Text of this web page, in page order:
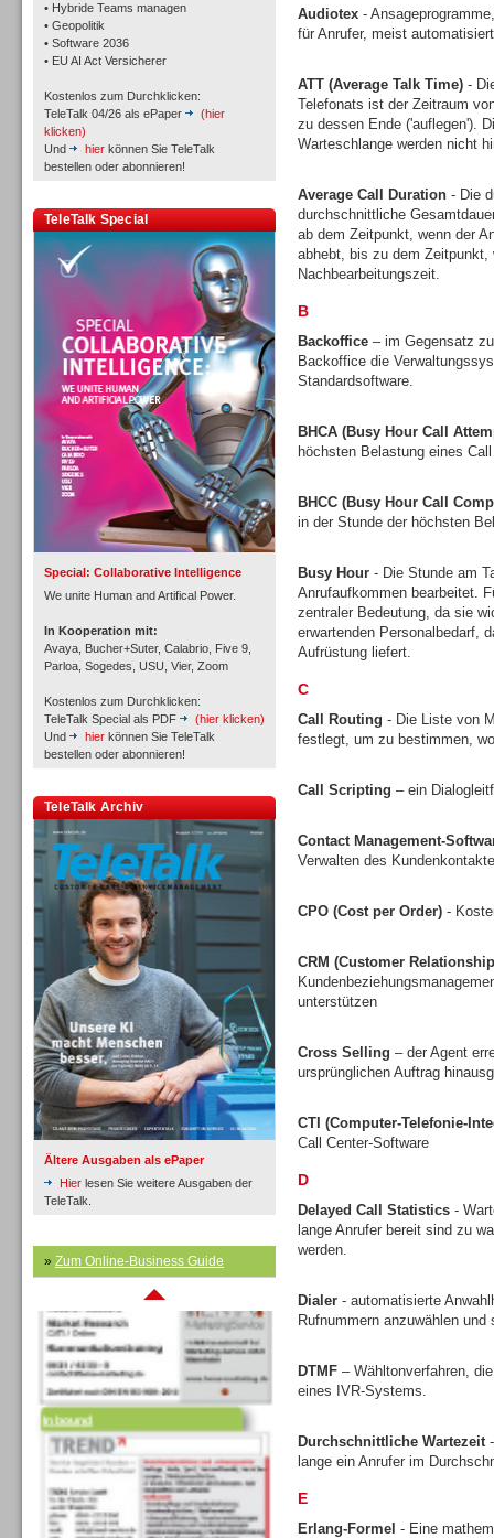
• Hybride Teams managen
• Geopolitik
• Software 2036
• EU AI Act Versicherer
Kostenlos zum Durchklicken:
TeleTalk 04/26 als ePaper
(hier
klicken)
Und
hier können Sie TeleTalk
bestellen oder abonnieren!
TeleTalk Special
Special: Collaborative Intelligence
We unite Human and Artifical Power.
In Kooperation mit:
Avaya, Bucher+Suter, Calabrio, Five 9,
Parloa, Sogedes, USU, Vier, Zoom
Kostenlos zum Durchklicken:
TeleTalk Special als PDF
(hier klicken)
Und
hier können Sie TeleTalk
bestellen oder abonnieren!
TeleTalk Archiv
Ältere Ausgaben als ePaper
Hier lesen Sie weitere Ausgaben der
TeleTalk.
» Zum Online-Business Guide
Workforce-Management
Personal
Inbound
Inbound
Inbound
Inbound
Inbound
Audiotex -
für Anrufer, meist
ATT (Average Talk Time) -
Telefonats ist der Zeitraum
zu dessen Ende ('auflegen').
Warteschlange werden nicht
Average Call Duration - Die
durchschnittliche
ab dem Zeitpunkt, wenn der
abhebt, bis zu dem Zeitpunkt,
Nachbearbeitungszeit.
B
Backoffice – im Gegensatz
Backoffice die
Standardsoftware.
BHCA (Busy Hour Call
höchsten Belastung eines
BHCC (Busy Hour Call
in der Stunde der höchsten
Busy Hour - Die Stunde am
Anrufaufkommen bearbeitet.
zentraler Bedeutung, da sie
erwartenden Personalbedarf,
Aufrüstung liefert.
C
Call Routing - Die Liste von
festlegt, um zu bestimmen,
Call Scripting – ein
Contact Management-
Verwalten des
CPO (Cost per Order) -
CRM (Customer
unterstützen
Cross Selling – der Agent
ursprünglichen Auftrag
CTI (Computer-Telefonie-
Call Center-Software
D
Delayed Call Statistics -
lange Anrufer bereit sind zu
werden.
Dialer - automatisierte
Rufnummern anzuwählen
DTMF – Wähltonverfahren,
eines IVR-Systems.
Durchschnittliche Wartezeit-
lange ein Anrufer im
E
Erlang-Formel - Eine